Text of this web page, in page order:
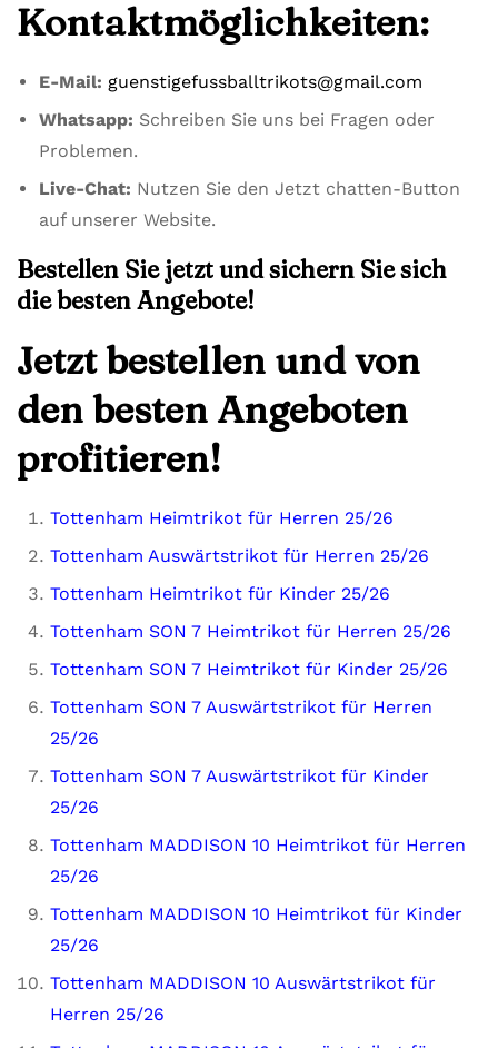
Kontaktmöglichkeiten:
E-Mail: guenstigefussballtrikots@gmail.com
Whatsapp: Schreiben Sie uns bei Fragen oder
Problemen.
Live-Chat: Nutzen Sie den Jetzt chatten-Button
auf unserer Website.
Bestellen Sie jetzt und sichern Sie sich
die besten Angebote!
Jetzt bestellen und von
den besten Angeboten
profitieren!
Tottenham Heimtrikot für Herren 25/26
Tottenham Auswärtstrikot für Herren 25/26
Tottenham Heimtrikot für Kinder 25/26
Tottenham SON 7 Heimtrikot für Herren 25/26
Tottenham SON 7 Heimtrikot für Kinder 25/26
Tottenham SON 7 Auswärtstrikot für Herren
25/26
Tottenham SON 7 Auswärtstrikot für Kinder
25/26
Tottenham MADDISON 10 Heimtrikot für Herren
25/26
Tottenham MADDISON 10 Heimtrikot für Kinder
25/26
Tottenham MADDISON 10 Auswärtstrikot für
Herren 25/26